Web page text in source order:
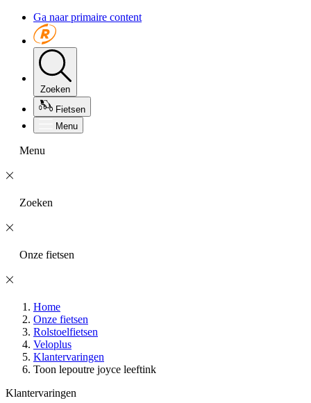
Ga naar primaire content
Zoeken
Fietsen
Menu
Menu
Zoeken
Onze fietsen
Home
Onze fietsen
Rolstoelfietsen
Veloplus
Klantervaringen
Toon lepoutre joyce leeftink
Klantervaringen